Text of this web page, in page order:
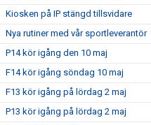
Kiosken på IP stängd tillsvidare
Nya rutiner med vår sportleverantör
P14 kör igång den 10 maj
F14 kör igång söndag 10 maj
F13 kör igång på lördag 2 maj
P13 kör igång på lördag 2 maj